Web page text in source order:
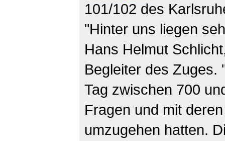
101/102 des
"Hinter uns liegen
Hans Helmut
Begleiter des Zuges.
Tag zwischen 700
Fragen und mit
umzugehen hatten.